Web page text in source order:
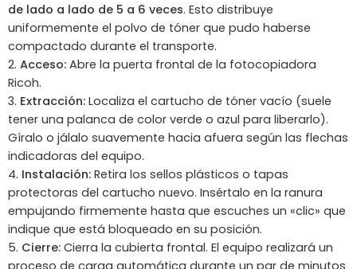
de lado a lado de 5 a 6 veces. Esto distribuye
uniformemente el polvo de tóner que pudo haberse
compactado durante el transporte.
Acceso: Abre la puerta frontal de la fotocopiadora
Ricoh.
Extracción: Localiza el cartucho de tóner vacío (suele
tener una palanca de color verde o azul para liberarlo).
Gíralo o jálalo suavemente hacia afuera según las flechas
indicadoras del equipo.
Instalación: Retira los sellos plásticos o tapas
protectoras del cartucho nuevo. Insértalo en la ranura
empujando firmemente hasta que escuches un «clic» que
indique que está bloqueado en su posición.
Cierre: Cierra la cubierta frontal. El equipo realizará un
proceso de carga automática durante un par de minutos